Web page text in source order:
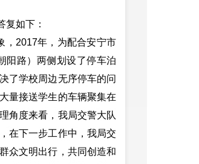
如下：
2017年，为配合安宁市
阳路）两侧划设了停车泊
了学校周边无序停车的问
量接送学生的车辆聚集在
角度来看，我局交警大队
在下一步工作中，我局交
众文明出行，共同创造和